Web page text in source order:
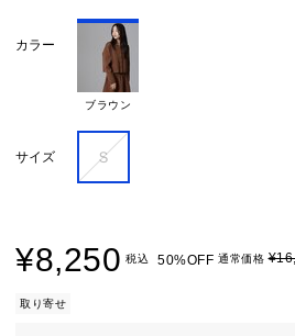
カラー
ブラウン
サイズ Ｓ
¥8,250 税込 50%OFF 通常価格
取り寄せ